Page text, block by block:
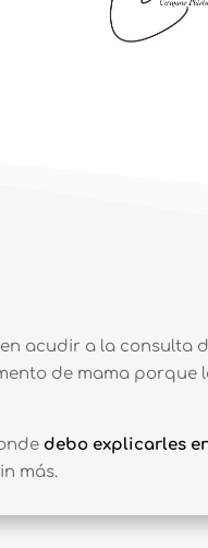
acudir a la consulta
de mama porque
debo explicarles
más.